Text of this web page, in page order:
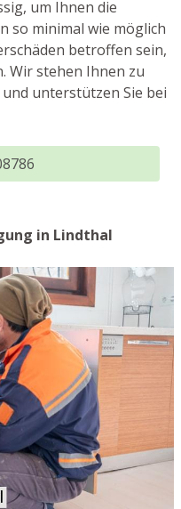
um Ihnen die
so minimal wie möglich
betroffen sein,
Wir stehen Ihnen zu
unterstützen Sie bei
in Lindthal